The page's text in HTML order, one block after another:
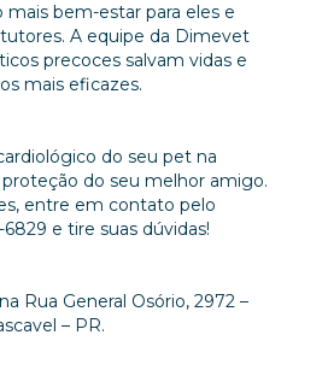
mais bem-estar para eles e
A equipe da Dimevet
precoces salvam vidas e
mais eficazes.
do seu pet na
do seu melhor amigo.
entre em contato pelo
e tire suas dúvidas!
Rua General Osório, 2972 –
– PR.